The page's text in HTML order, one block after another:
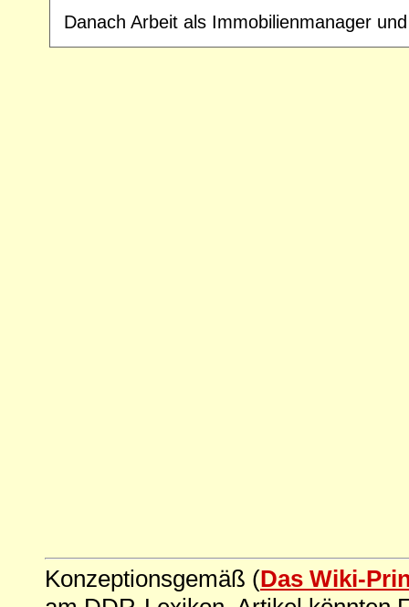
Danach Arbeit als Immobilienmanager
Konzeptionsgemäß (Das Wiki-